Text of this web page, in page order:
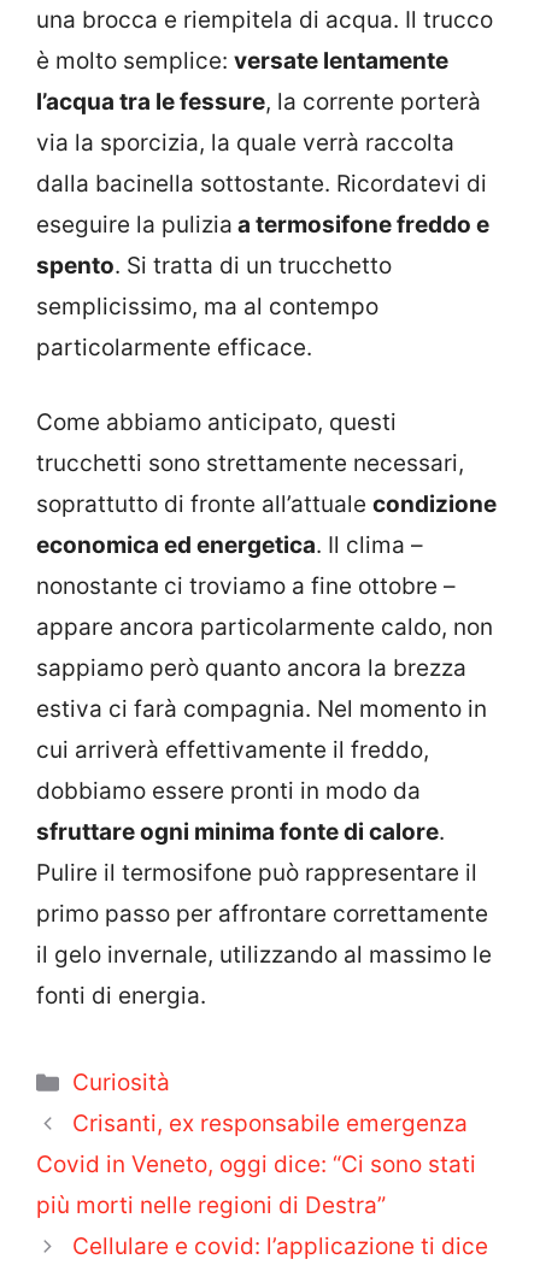
una brocca e riempitela di acqua. Il trucco
è molto semplice: versate lentamente
l’acqua tra le fessure, la corrente porterà
via la sporcizia, la quale verrà raccolta
dalla bacinella sottostante. Ricordatevi di
eseguire la pulizia a termosifone freddo e
spento. Si tratta di un trucchetto
semplicissimo, ma al contempo
particolarmente efficace.
Come abbiamo anticipato, questi
trucchetti sono strettamente necessari,
soprattutto di fronte all’attuale condizione
economica ed energetica. Il clima –
nonostante ci troviamo a fine ottobre –
appare ancora particolarmente caldo, non
sappiamo però quanto ancora la brezza
estiva ci farà compagnia. Nel momento in
cui arriverà effettivamente il freddo,
dobbiamo essere pronti in modo da
sfruttare ogni minima fonte di calore.
Pulire il termosifone può rappresentare il
primo passo per affrontare correttamente
il gelo invernale, utilizzando al massimo le
fonti di energia.
Categorie
Curiosità
Crisanti, ex responsabile emergenza
Covid in Veneto, oggi dice: “Ci sono stati
più morti nelle regioni di Destra”
Cellulare e covid: l’applicazione ti dice